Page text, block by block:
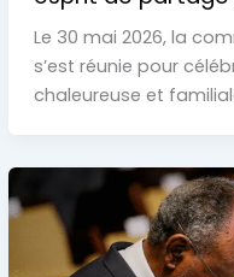
Le 30 mai 2026, la
s’est réunie pour
chaleureuse et